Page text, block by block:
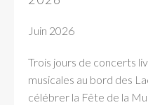
Juin 2026
Trois jours de concerts
musicales au bord des
célébrer la Fête de la